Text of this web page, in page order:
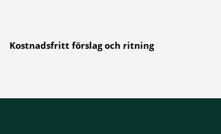
Kostnadsfritt förslag och ritning